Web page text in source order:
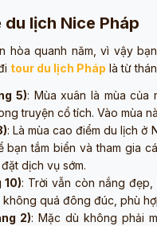
lịch Nice Pháp
hòa quanh năm, vì vậy
tour du lịch Pháp là từ
5): Mùa xuân là mùa của
truyện cổ tích. Vào mùa
: Là mùa cao điểm du lịch ở
tắm biển và tham gia
dịch vụ sớm.
10): Trời vẫn còn nắng
quá đông đúc, phù
2): Mặc dù không phải